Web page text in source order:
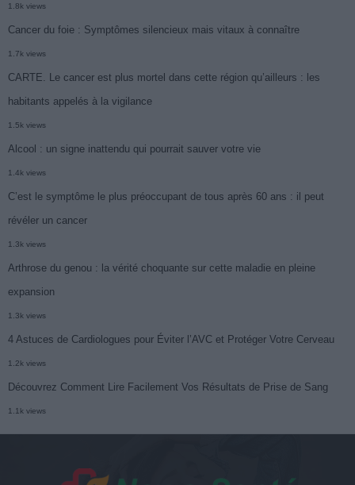
1.8k views
Cancer du foie : Symptômes silencieux mais vitaux à connaître
1.7k views
CARTE. Le cancer est plus mortel dans cette région qu’ailleurs : les
habitants appelés à la vigilance
1.5k views
Alcool : un signe inattendu qui pourrait sauver votre vie
1.4k views
C’est le symptôme le plus préoccupant de tous après 60 ans : il peut
révéler un cancer
1.3k views
Arthrose du genou : la vérité choquante sur cette maladie en pleine
expansion
1.3k views
4 Astuces de Cardiologues pour Éviter l’AVC et Protéger Votre Cerveau
1.2k views
Découvrez Comment Lire Facilement Vos Résultats de Prise de Sang
1.1k views